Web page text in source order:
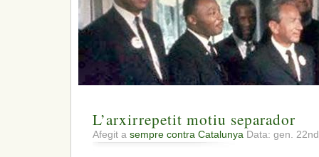
L’arxirrepetit motiu separador
Afegit a sempre contra Catalunya Data: gen.